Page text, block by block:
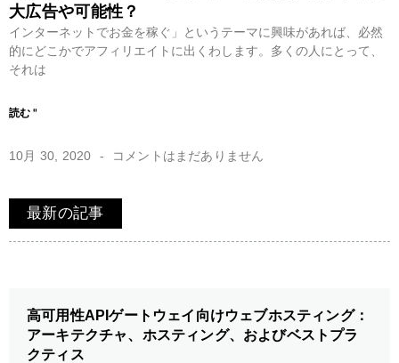
大広告や可能性？
インターネットでお金を稼ぐ」というテーマに興味があれば、必然
的にどこかでアフィリエイトに出くわします。多くの人にとって、
それは
読む "
10月 30, 2020 コメントはまだありません
最新の記事
高可用性APIゲートウェイ向けウェブホスティング：
アーキテクチャ、ホスティング、およびベストプラ
クティス